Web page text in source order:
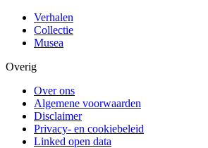
Verhalen
Collectie
Musea
Overig
Over ons
Algemene voorwaarden
Disclaimer
Privacy- en cookiebeleid
Linked open data